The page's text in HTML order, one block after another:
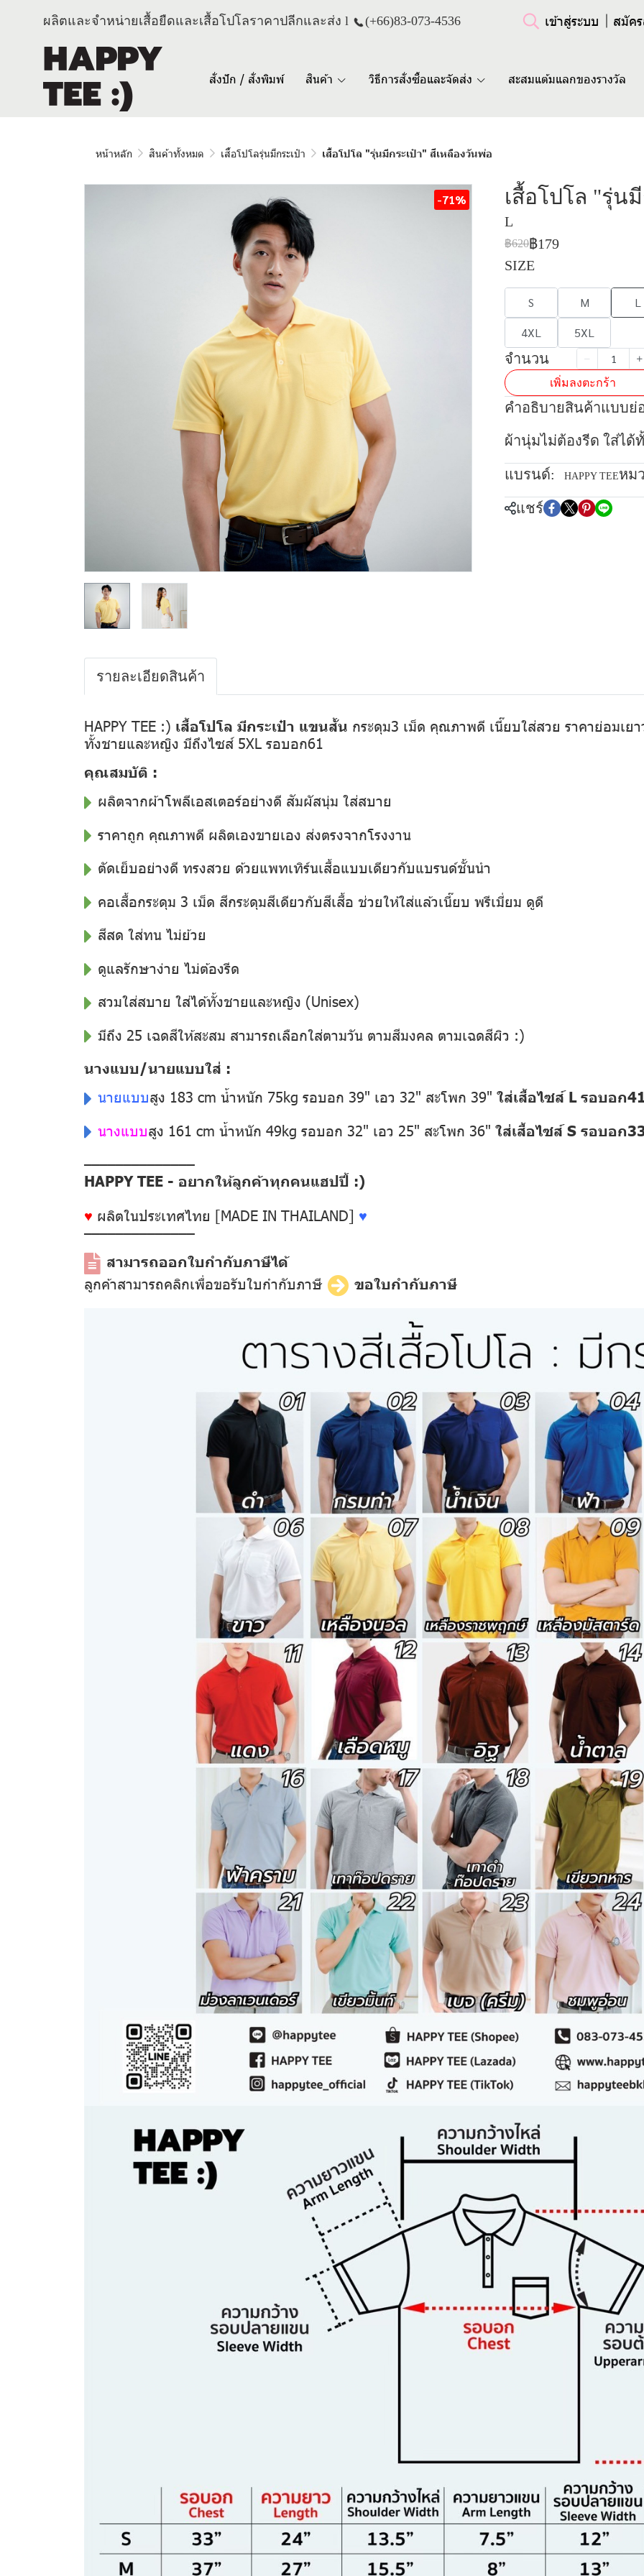
ผลิตและจำหน่ายเสื้อยืดและเสื้อโปโลราคาปลีกและส่ง l (+66)83-073-4536 เข้าสู่ระบบ สมัค
สั่งปัก / สั่งพิมพ์ สินค้า วิธีการสั่งซื้อและจัดส่ง สะสมแต้มแลกของรางวัล
หน้าหลัก สินค้าทั้งหมด เสื้อโปโลรุ่นมีกระเป๋า เสื้อโปโล "รุ่นมีกระเป๋า" สีเหลืองวันพ่อ
-71% เสื้อโปโล "รุ่น
L
฿620฿179
SIZE
S M L
4XL
5XL
จำนวน
เพิ่มลงตะกร้า
คำอธิบายสินค้าแบบย่
ผ้านุ่มไม่ต้องรีด ใส่ได้
แบรนด์: HAPPY TEEหม
แชร์
รายละเอียดสินค้า
HAPPY TEE :) เสื้อโปโล มีกระเป๋า แขนสั้น กระดุม3 เม็ด คุณภาพดี เนี๊ยบใส่สวย ราคาย่อมเย
ทั้งชายและหญิง มีถึงไซส์ 5XL รอบอก61
คุณสมบัติ :
ผลิตจากผ้าโพลีเอสเตอร์อย่างดี สัมผัสนุ่ม ใส่สบาย
ราคาถูก คุณภาพดี ผลิตเองขายเอง ส่งตรงจากโรงงาน
ตัดเย็บอย่างดี ทรงสวย ด้วยแพทเทิร์นเสื้อแบบเดียวกับแบรนด์ชั้นนำ
คอเสื้อกระดุม 3 เม็ด สีกระดุมสีเดียวกับสีเสื้อ ช่วยให้ใส่แล้วเนี๊ยบ พรีเมี่ยม ดูดี
สีสด ใส่ทน ไม่ย้วย
ดูแลรักษาง่าย ไม่ต้องรีด
สวมใส่สบาย ใส่ได้ทั้งชายและหญิง (Unisex)
มีถึง 25 เฉดสีให้สะสม สามารถเลือกใส่ตามวัน ตามสีมงคล ตามเฉดสีผิว :)
นางแบบ/นายแบบใส่ :
นายแบบสูง 183 cm น้ำหนัก 75kg รอบอก 39" เอว 32" สะโพก 39" ใส่เสื้อไซส์ L รอบอก
นางแบบสูง 161 cm น้ำหนัก 49kg รอบอก 32" เอว 25" สะโพก 36" ใส่เสื้อไซส์ S รอบอก
––––––––––––––
HAPPY TEE - อยากให้ลูกค้าทุกคนแฮปปี้ :)
♥ ผลิตในประเทศไทย [MADE IN THAILAND] ♥
––––––––––––––
สามารถออกใบกำกับภาษีได้
ลูกค้าสามารถคลิกเพื่อขอรับใบกำกับภาษี
ขอใบกำกับภาษี